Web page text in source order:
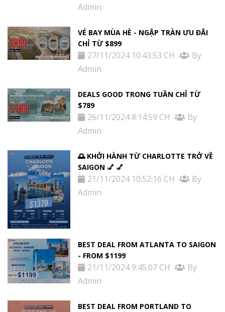
Dịch
vụ
Khuyến
mãi
Tin
tức
Liên
Hệ
Admin
VÉ BAY MÙA HÈ - NGẬP TRÀN ƯU ĐÃI
CHỈ TỪ $899
27/11/2024 10:43:53 CH
By
Admin
DEALS GOOD TRONG TUẦN CHỈ TỪ
$789
26/11/2024 8:14:59 CH
By
Admin
🌅 KHỞI HÀNH TỪ CHARLOTTE TRỞ VỀ
SAIGON 💅 💅
21/11/2024 10:52:16 CH
By
Admin
BEST DEAL FROM ATLANTA TO SAIGON
- FROM $1199
21/11/2024 9:45:07 CH
By
Admin
BEST DEAL FROM PORTLAND TO